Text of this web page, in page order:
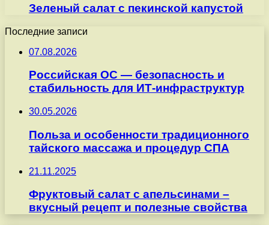
Зеленый салат с пекинской капустой
Последние записи
07.08.2026
Российская ОС — безопасность и
стабильность для ИТ-инфраструктур
30.05.2026
Польза и особенности традиционного
тайского массажа и процедур СПА
21.11.2025
Фруктовый салат с апельсинами –
вкусный рецепт и полезные свойства